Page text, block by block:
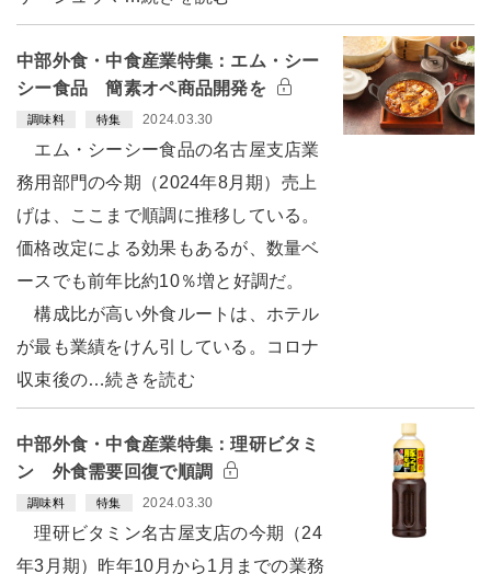
中部外食・中食産業特集：エム・シー
シー食品 簡素オペ商品開発を
調味料 特集 2024.03.30
エム・シーシー食品の名古屋支店業
務用部門の今期（2024年8月期）売上
げは、ここまで順調に推移している。
価格改定による効果もあるが、数量ベ
ースでも前年比約10％増と好調だ。
構成比が高い外食ルートは、ホテル
が最も業績をけん引している。コロナ
収束後の…続きを読む
中部外食・中食産業特集：理研ビタミ
ン 外食需要回復で順調
調味料 特集 2024.03.30
理研ビタミン名古屋支店の今期（24
年3月期）昨年10月から1月までの業務